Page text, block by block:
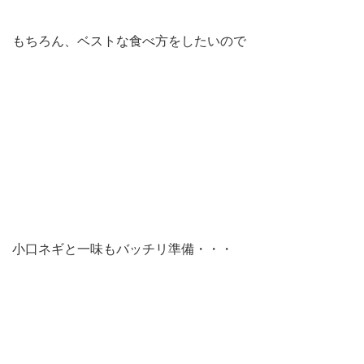
もちろん、ベストな食べ方をしたいので
小口ネギと一味もバッチリ準備・・・